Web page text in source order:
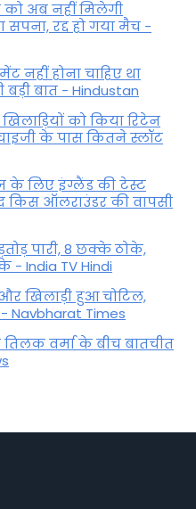
को अब नहीं मिलेगी
सपना, रद्द हो गया मैच -
नहीं होना चाहिए था
बात - Hindustan
को किया रिटेन
के पास कितने स्लॉट
के लिए इंग्लैंड की टेस्ट
किस ऑलराउंडर की वापसी
पारी, 8 छक्के ठोके,
India TV Hindi
खिलाड़ी हुआ चोटिल,
Navbharat Times
वर्मा के बीच बातचीत